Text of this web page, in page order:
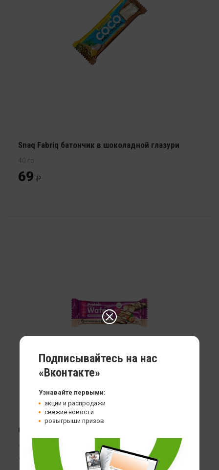
Snaq Fabriq батончик в шоколадной глазури
40 гр
69
Chikalab Protein Wafers батончик вафельный
40 гр
139
Подписывайтесь на нас
«Вконтакте»
Узнавайте первыми:
акции и распродажи
свежие новости
розыгрыши призов